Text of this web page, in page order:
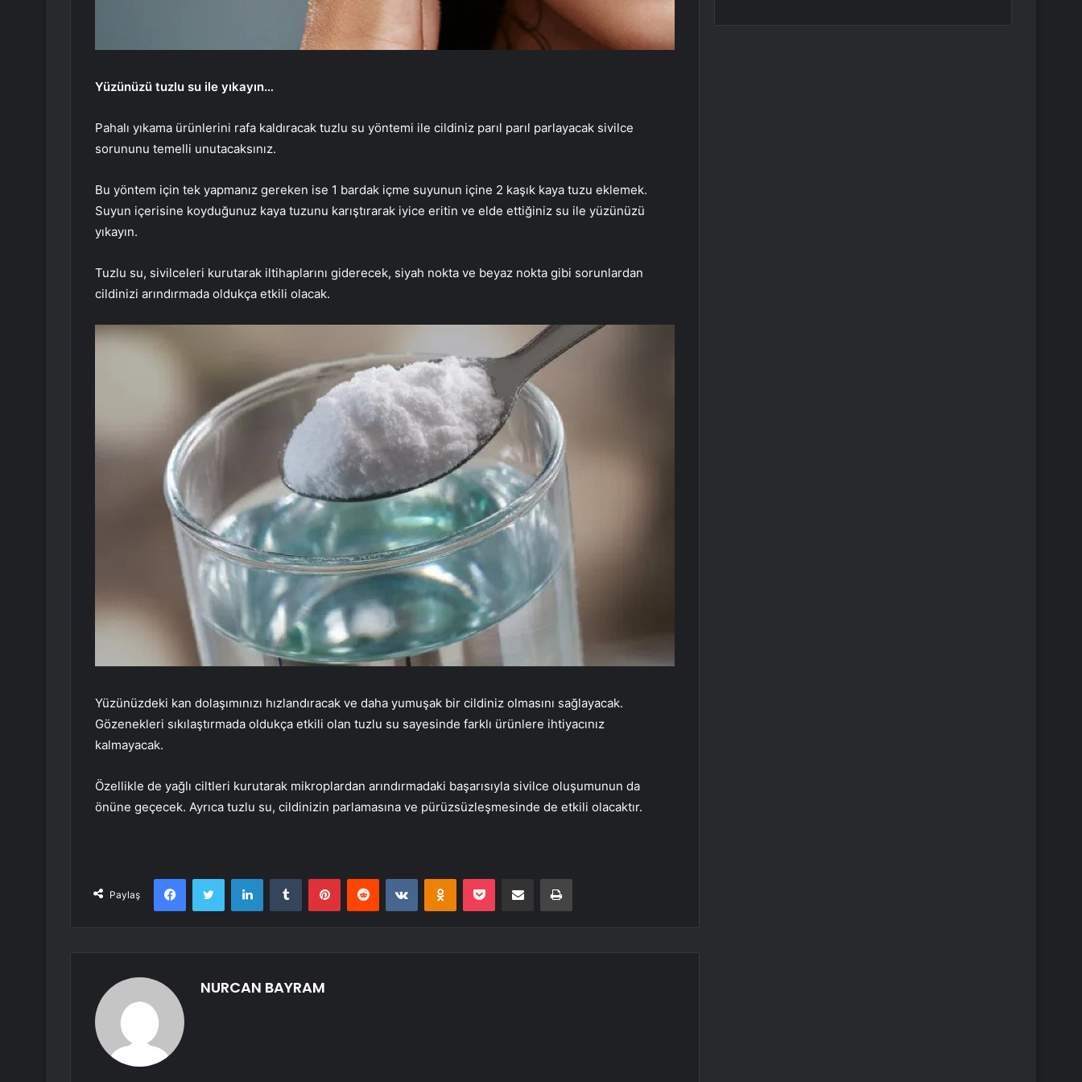
Yüzünüzü tuzlu su ile yıkayın…
Pahalı yıkama ürünlerini rafa kaldıracak tuzlu su yöntemi ile cildiniz parıl parıl parlayacak sivilce
sorununu temelli unutacaksınız.
Bu yöntem için tek yapmanız gereken ise 1 bardak içme suyunun içine 2 kaşık kaya tuzu eklemek.
Suyun içerisine koyduğunuz kaya tuzunu karıştırarak iyice eritin ve elde ettiğiniz su ile yüzünüzü
yıkayın.
Tuzlu su, sivilceleri kurutarak iltihaplarını giderecek, siyah nokta ve beyaz nokta gibi sorunlardan
cildinizi arındırmada oldukça etkili olacak.
Yüzünüzdeki kan dolaşımınızı hızlandıracak ve daha yumuşak bir cildiniz olmasını sağlayacak.
Gözenekleri sıkılaştırmada oldukça etkili olan tuzlu su sayesinde farklı ürünlere ihtiyacınız
kalmayacak.
Özellikle de yağlı ciltleri kurutarak mikroplardan arındırmadaki başarısıyla sivilce oluşumunun da
önüne geçecek. Ayrıca tuzlu su, cildinizin parlamasına ve pürüzsüzleşmesinde de etkili olacaktır.
Paylaş
FacebookTwitter LinkedInTumblr PinterestReddit VKontakteOdnoklassniki
Pocket E-Posta ile paylaş Yazdır
NURCAN BAYRAM